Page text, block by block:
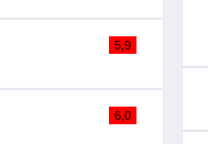
5,9
6,0